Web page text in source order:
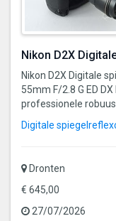
Nikon D2X
Nikon D2X Digitale
55mm F/2.8 G ED
professionele robuust
Digitale
Dronten
€ 645,00
27/07/2026